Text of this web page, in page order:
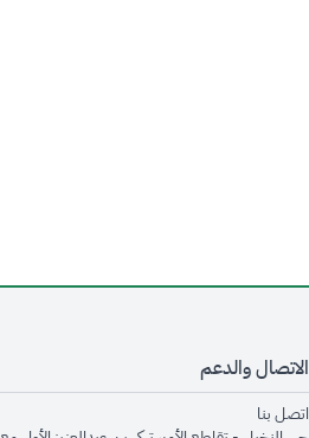
الاتصال والدعم
اتصل بنا